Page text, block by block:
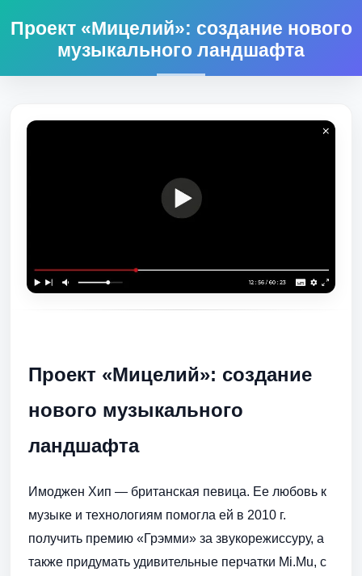
Проект «Мицелий»: создание нового
музыкального ландшафта
Проект «Мицелий»: создание
нового музыкального
ландшафта
Имоджен Хип — британская певица. Ее любовь к
музыке и технологиям помогла ей в 2010 г.
получить премию «Грэмми» за звукорежиссуру, а
также придумать удивительные перчатки Mi.Mu, с